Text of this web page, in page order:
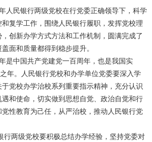
人民银行两级党校在行党委正确领导下，科学
复学工作，围绕人民银行履职，发挥党校理
创新办学方式方法和工作机制，圆满完成了
面和质量都得到稳步提升。
是中国共产党建党一百周年，也是我国实
年。人民银行党校和办学单位党委要深入学
党校办学治校系列重要指示精神，充分认识
和使命，切实做到思想自觉、政治自觉和行
性教育为己任，从严治校，推动人民银行党
行两级党校要积极总结办学经验，坚持党委对